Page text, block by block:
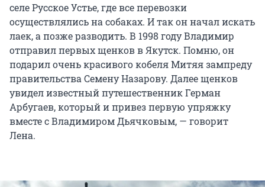
селе Русское Устье, где все перевозки
осуществлялись на собаках. И так он начал искать
лаек, а позже разводить. В 1998 году Владимир
отправил первых щенков в Якутск. Помню, он
подарил очень красивого кобеля Митяя зампреду
правительства Семену Назарову. Далее щенков
увидел известный путешественник Герман
Арбугаев, который и привез первую упряжку
вместе с Владимиром Дьячковым, — говорит
Лена.